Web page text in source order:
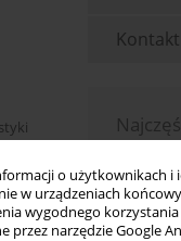
o użytkownikach i
w urządzeniach
wygodnego
przez narzędzie Google
Kontakt
Auto-